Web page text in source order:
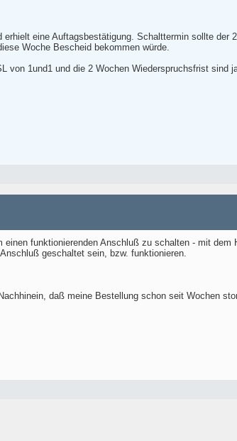
erhielt eine Auftagsbestätigung. Schalttermin sollte
Woche Bescheid bekommen würde.
von 1und1 und die 2 Wochen Wiederspruchsfrist sind
funktionierenden Anschluß zu schalten - mit dem
geschaltet sein, bzw. funktionieren.
daß meine Bestellung schon seit Wochen